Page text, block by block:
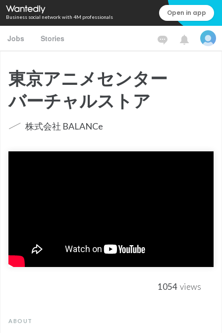
Business social network with 4M professionals Open in app
Jobs Stories
東京アニメセンター
バーチャルストア
株式会社 BALANCe
1054 views
ABOUT